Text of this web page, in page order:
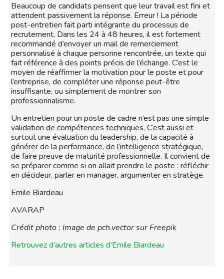
Beaucoup de candidats pensent que leur travail est fini et
attendent passivement la réponse. Erreur ! La période
post-entretien fait parti intégrante du processus de
recrutement. Dans les 24 à 48 heures, il est fortement
recommandé d’envoyer un mail de remerciement
personnalisé à chaque personne rencontrée, un texte qui
fait référence à des points précis de l’échange. C’est le
moyen de réaffirmer la motivation pour le poste et pour
l’entreprise, de compléter une réponse peut-être
insuffisante, ou simplement de montrer son
professionnalisme.
Un entretien pour un poste de cadre n’est pas une simple
validation de compétences techniques. C’est aussi et
surtout une évaluation du leadership, de la capacité à
générer de la performance, de l’intelligence stratégique,
de faire preuve de maturité professionnelle. Il convient de
se préparer comme si on allait prendre le poste : réfléchir
en décideur, parler en manager, argumenter en stratège.
Emile Biardeau
AVARAP
Crédit photo : Image de pch.vector sur Freepik
Retrouvez d’autres articles d’Emile Biardeau